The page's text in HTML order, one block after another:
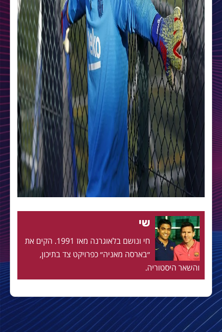
שי
חי ונושם בלאוגרנה מאז 1991. הקים את
״בארסה מאניה״ כפרויקט צד בתיכון,
והשאר היסטוריה.